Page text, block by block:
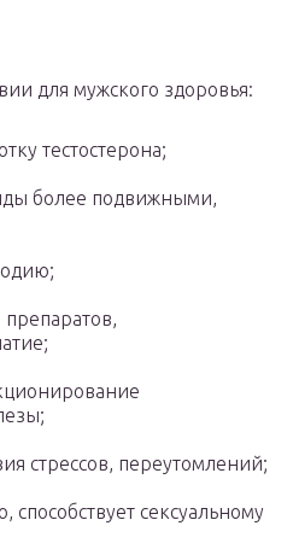
для мужского здоровья:
тестостерона;
более подвижными,
препаратов,
стрессов, переутомлений;
способствует сексуальному